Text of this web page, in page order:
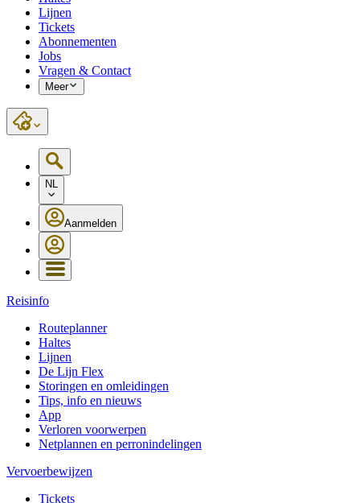
Lijnen
Tickets
Abonnementen
Jobs
Vragen & Contact
Meer
NL
Aanmelden
Reisinfo
Routeplanner
Haltes
Lijnen
De Lijn Flex
Storingen en omleidingen
Tips, info en nieuws
App
Verloren voorwerpen
Netplannen en perronindelingen
Vervoerbewijzen
Tickets